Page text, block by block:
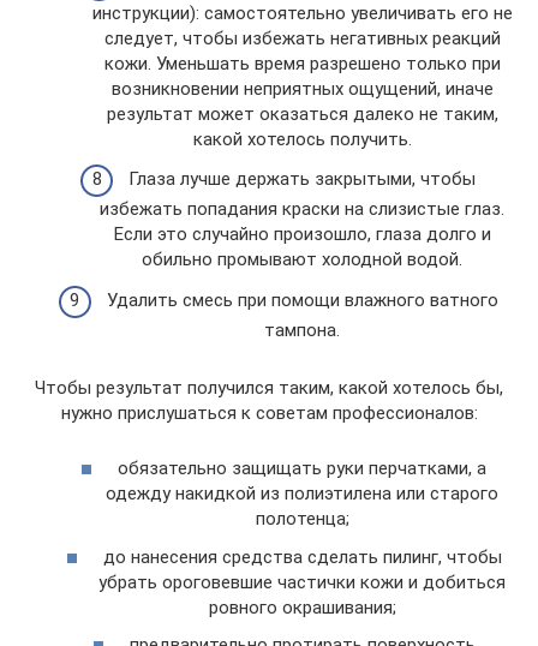
инструкции): самостоятельно увеличивать его не
следует, чтобы избежать негативных реакций
кожи. Уменьшать время разрешено только при
возникновении неприятных ощущений, иначе
результат может оказаться далеко не таким,
какой хотелось получить.
Глаза лучше держать закрытыми, чтобы
избежать попадания краски на слизистые глаз.
Если это случайно произошло, глаза долго и
обильно промывают холодной водой.
Удалить смесь при помощи влажного ватного
тампона.
Чтобы результат получился таким, какой хотелось бы,
нужно прислушаться к советам профессионалов:
обязательно защищать руки перчатками, а
одежду накидкой из полиэтилена или старого
полотенца;
до нанесения средства сделать пилинг, чтобы
убрать ороговевшие частички кожи и добиться
ровного окрашивания;